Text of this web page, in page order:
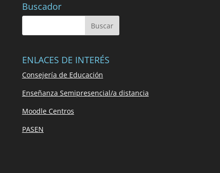
Buscador
ENLACES DE INTERÉS
Consejería de Educación
Enseñanza Semipresencial/a distancia
Moodle Centros
PASEN